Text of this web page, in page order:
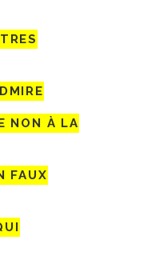
NON À LA
FAUX